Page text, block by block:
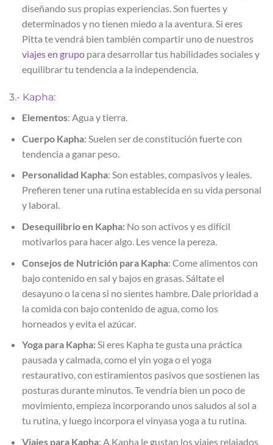
diseñando sus propias experiencias. Son fuertes y
determinados y no tienen miedo a la aventura. Si eres
Pitta te vendrá bien también compartir uno de nuestros
viajes en grupopara desarrollar tus habilidades sociales y
equilibrar tu tendencia a la independencia.
3.- Kapha:
Elementos: Agua y tierra.
Cuerpo Kapha: Suelen ser de constitución fuerte con
tendencia a ganar peso.
Personalidad Kapha: Son estables, compasivos y leales.
Prefieren tener una rutina establecida en su vida personal
y laboral.
Desequilibrio en Kapha: No son activos y es difícil
motivarlos para hacer algo. Les vence la pereza.
Consejos de Nutrición para Kapha: Come alimentos con
bajo contenido en sal y bajos en grasas. Sáltate el
desayuno o la cena si no sientes hambre. Dale prioridad a
la comida con bajo contenido de agua, como los
horneados y evita el azúcar.
Yoga para Kapha:Si eres Kapha te gusta una práctica
pausada y calmada, como el yin yoga o el yoga
restaurativo, con estiramientos pasivos que sostienen las
posturas durante minutos. Te vendría bien un poco de
movimiento, empieza incorporando unos saludos al sol a
tu rutina, y luego incorpora el vinyasa yoga a tu rutina.
Viajes para Kapha: A Kapha le gustan los viajes relajados